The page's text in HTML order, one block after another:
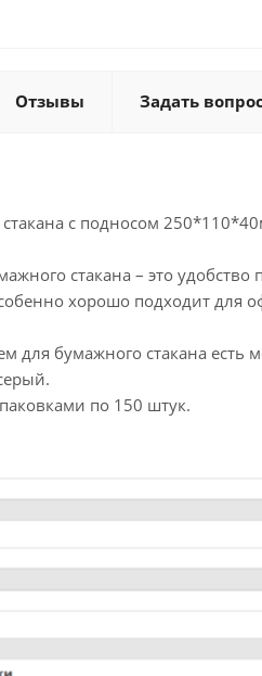
Отзывы Задать вопрос
стакана с подносом
стакана – это
хорошо подходит для
для бумажного стакана есть
по 150 штук.